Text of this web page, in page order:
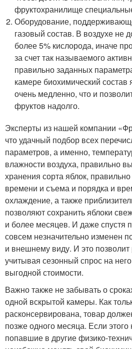
фруктохранилище
Оборудование,
газовый состав. В воздухе не
более 5% кислорода, иначе
за счет так называемого
правильно заданных
камере биохимический состав
очень медленно, что и
фруктов надолго.
Эксперты из нашей компании
что удачный подбор всех
параметров, а именно,
влажности воздуха, правильно
хранения сорта яблок,
времени и съема и порядка и
охлаждение, а также
позволяют сохранить яблоки
и более месяцев. И даже спустя
совсем незначительно изменен
и внешнему виду. И это позволит
учитывая сезонный спрос на
выгодной стоимости.
Важно также не забывать о
одной вскрытой камеры. Как
расконсервирована, товар
позже одного месяца. Если этого
попавшие в другие физико-